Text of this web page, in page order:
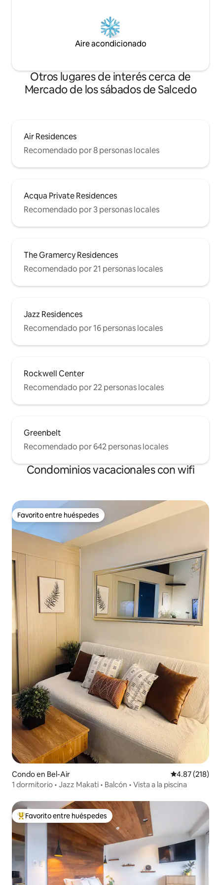
Aire acondicionado
Otros lugares de interés cerca de
Mercado de los sábados de Salcedo
Air Residences
Recomendado por 8 personas locales
Acqua Private Residences
Recomendado por 3 personas locales
The Gramercy Residences
Recomendado por 21 personas locales
Jazz Residences
Recomendado por 16 personas locales
Rockwell Center
Recomendado por 22 personas locales
Greenbelt
Recomendado por 642 personas locales
Condominios vacacionales con wifi
Favorito entre huéspedes
Favorito entre huéspedes
Condo en Bel-Air Calificación
4.87 (218)
1 dormitorio • Jazz Makati • Balcón • Vista a la piscina
Favorito entre huéspedes preferido
Favorito entre huéspedes